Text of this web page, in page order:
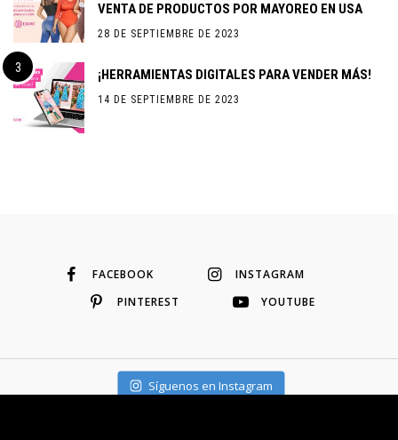
VENTA DE PRODUCTOS POR MAYOREO EN USA
28 DE SEPTIEMBRE DE 2023
¡HERRAMIENTAS DIGITALES PARA VENDER MÁS!
14 DE SEPTIEMBRE DE 2023
FACEBOOK
INSTAGRAM
PINTEREST
YOUTUBE
Síguenos en Instagram